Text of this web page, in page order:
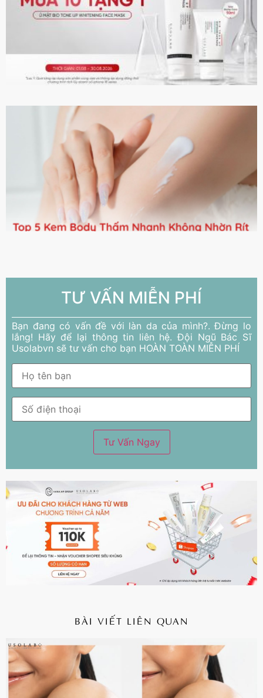
TƯ VẤN MIỄN PHÍ
Bạn đang có vấn đề với làn da của mình?. Đừng lo
lắng! Hãy để lại thông tin liên hệ. Đội Ngũ Bác Sĩ
Usolabvn sẽ tư vấn cho bạn HOÀN TOÀN MIỄN PHÍ
BÀI VIẾT LIÊN QUAN